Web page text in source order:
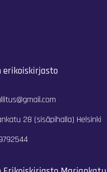
erikoiskirjasto
28 (sisäpihalla) Helsinki